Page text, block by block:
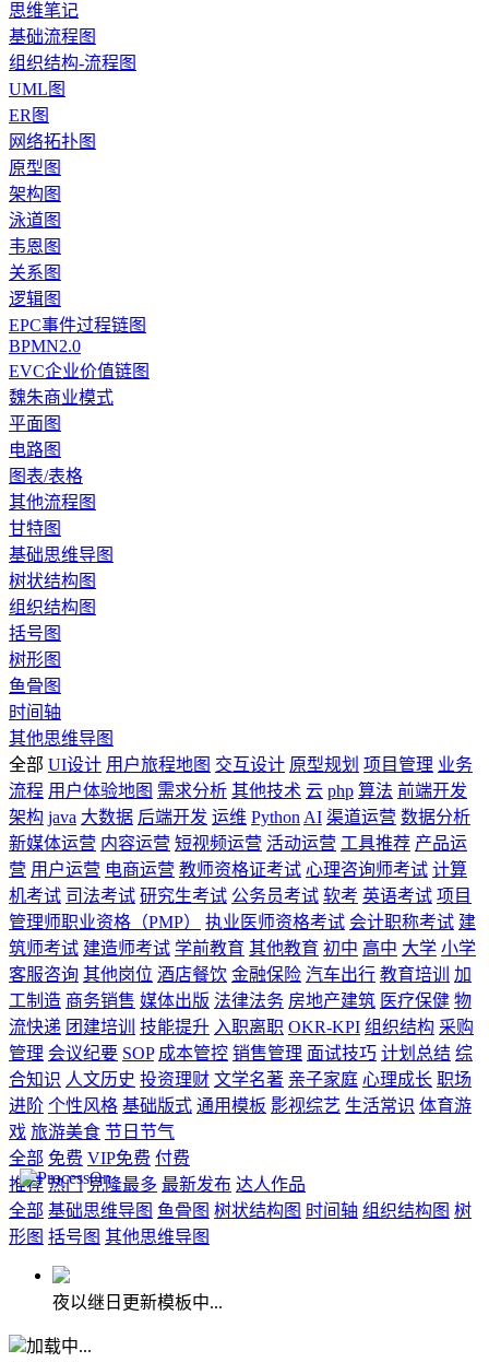
思维笔记
基础流程图
组织结构-流程图
UML图
ER图
网络拓扑图
原型图
架构图
泳道图
韦恩图
关系图
逻辑图
EPC事件过程链图
BPMN2.0
EVC企业价值链图
魏朱商业模式
平面图
电路图
图表/表格
其他流程图
甘特图
基础思维导图
树状结构图
组织结构图
括号图
树形图
鱼骨图
时间轴
其他思维导图
全部 UI设计 用户旅程地图 交互设计 原型规划 项目管理 业务
流程 用户体验地图 需求分析 其他技术 云 php 算法 前端开发
架构 java 大数据 后端开发 运维 Python AI 渠道运营 数据分析
新媒体运营 内容运营 短视频运营 活动运营 工具推荐 产品运
营 用户运营 电商运营 教师资格证考试 心理咨询师考试 计算
机考试 司法考试 研究生考试 公务员考试 软考 英语考试 项目
管理师职业资格（PMP）
执业医师资格考试 会计职称考试 建
筑师考试 建造师考试 学前教育 其他教育 初中 高中 大学 小学
客服咨询 其他岗位 酒店餐饮 金融保险 汽车出行 教育培训
加
工制造 商务销售 媒体出版 法律法务 房地产建筑 医疗保健 物
流快递 团建培训 技能提升 入职离职 OKR-KPI 组织结构 采购
管理 会议纪要 SOP 成本管控 销售管理 面试技巧 计划总结 综
合知识 人文历史 投资理财 文学名著 亲子家庭 心理成长 职场
进阶 个性风格 基础版式 通用模板 影视综艺 生活常识 体育游
戏 旅游美食 节日节气
全部 免费 VIP免费 付费
推荐 热门 克隆最多 最新发布 达人作品
全部 基础思维导图 鱼骨图 树状结构图 时间轴 组织结构图 树
形图 括号图 其他思维导图
夜以继日更新模板中...
加载中...